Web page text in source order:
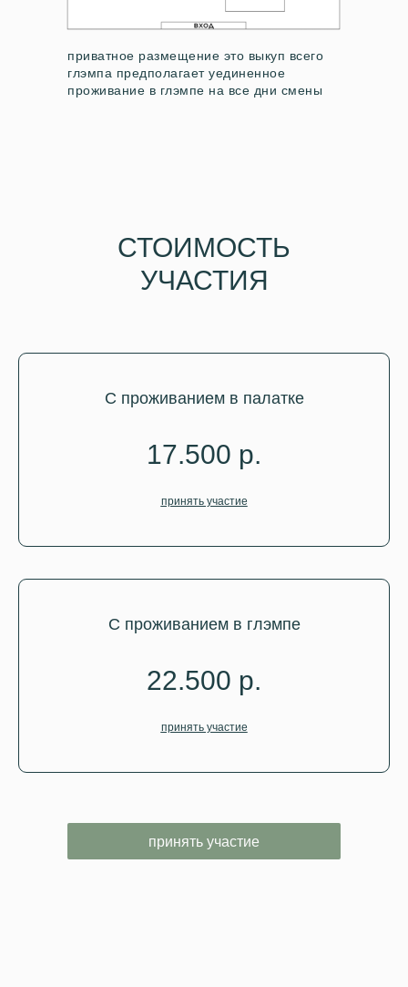
приватное размещение это выкуп всего
глэмпа предполагает уединенное
проживание в глэмпе на все дни смены
СТОИМОСТЬ
УЧАСТИЯ
С проживанием в палатке
17.500 р.
принять участие
С проживанием в глэмпе
22.500 р.
принять участие
принять участие